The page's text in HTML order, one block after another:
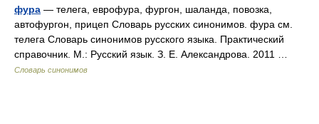
фура — телега, еврофура, фургон, шаланда, повозка,
автофургон, прицеп Словарь русских синонимов. фура см.
телега Словарь синонимов русского языка. Практический
справочник. М.: Русский язык. З. Е. Александрова. 2011 …
Словарь синонимов